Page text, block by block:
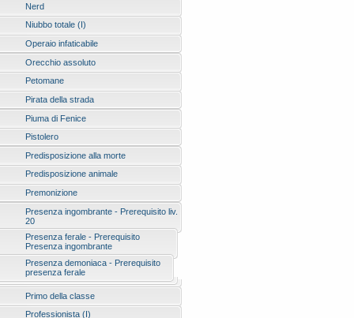
Nerd
Niubbo totale (I)
Operaio infaticabile
Orecchio assoluto
Petomane
Pirata della strada
Piuma di Fenice
Pistolero
Predisposizione alla morte
Predisposizione animale
Premonizione
Presenza ingombrante - Prerequisito liv.
20
Presenza ferale - Prerequisito
Presenza ingombrante
Presenza demoniaca - Prerequisito
presenza ferale
Primo della classe
Professionista (I)